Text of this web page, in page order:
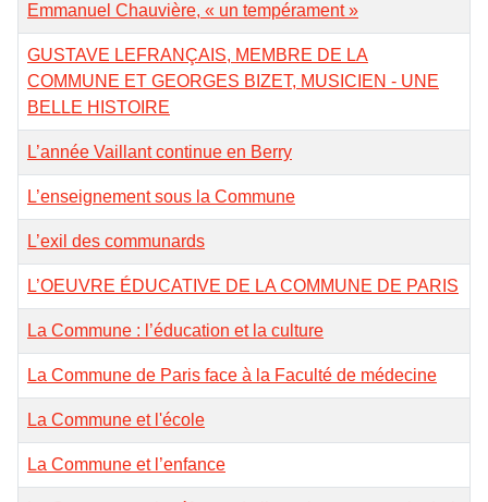
Emmanuel Chauvière, « un tempérament »
GUSTAVE LEFRANÇAIS, MEMBRE DE LA
COMMUNE ET GEORGES BIZET, MUSICIEN - UNE
BELLE HISTOIRE
L’année Vaillant continue en Berry
L’enseignement sous la Commune
L’exil des communards
L’OEUVRE ÉDUCATIVE DE LA COMMUNE DE PARIS
La Commune : l’éducation et la culture
La Commune de Paris face à la Faculté de médecine
La Commune et l'école
La Commune et l’enfance